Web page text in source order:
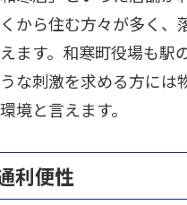
から住む方々が多く、
ます。和寒町役場も駅
な刺激を求める方には
境と言えます。
利便性